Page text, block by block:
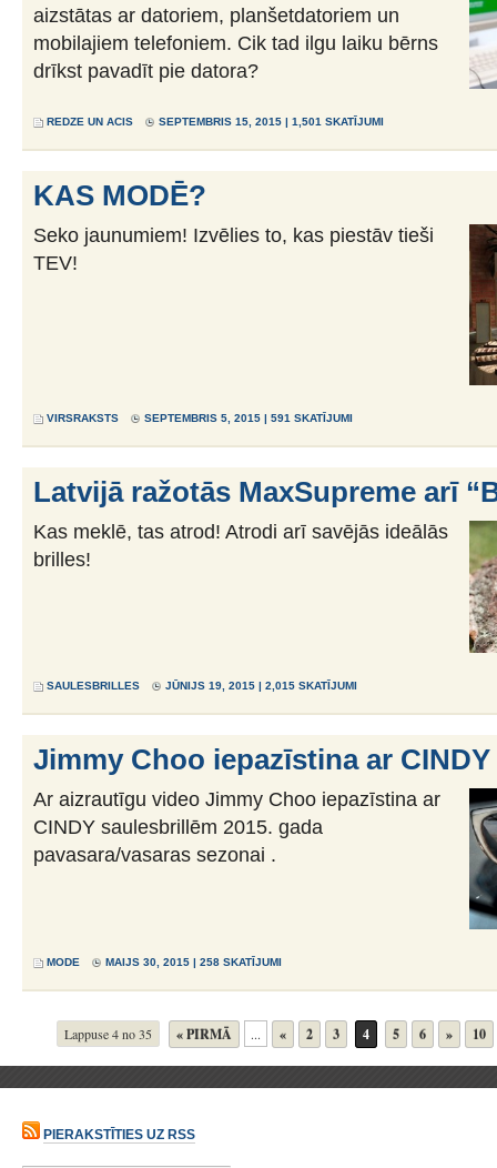
aizstātas ar datoriem, planšetdatoriem un
mobilajiem telefoniem. Cik tad ilgu laiku bērns
drīkst pavadīt pie datora?
REDZE UN ACIS SEPTEMBRIS 15, 2015 | 1,501 SKATĪJUMI
KAS MODĒ?
Seko jaunumiem! Izvēlies to, kas piestāv tieši
TEV!
VIRSRAKSTS SEPTEMBRIS 5, 2015 | 591 SKATĪJUMI
Latvijā ražotās MaxSupreme arī
Kas meklē, tas atrod! Atrodi arī savējās ideālās
brilles!
SAULESBRILLES JŪNIJS 19, 2015 | 2,015 SKATĪJUMI
Jimmy Choo iepazīstina ar
Ar aizrautīgu video Jimmy Choo iepazīstina ar
CINDY saulesbrillēm 2015. gada
pavasara/vasaras sezonai .
MODE MAIJS 30, 2015 | 258 SKATĪJUMI
Lappuse 4 no 35 « PIRMĀ ... « 2 3 4 5 6 » 10
PIERAKSTĪTIES UZ RSS